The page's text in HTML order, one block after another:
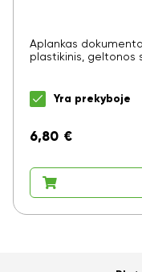
Aplankas
plastikinis, geltonos
Yra prekyboje
6,80 €